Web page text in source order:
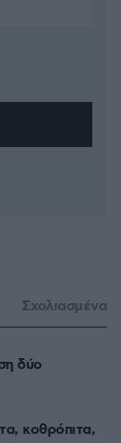
Σχολιασμένα
δύο
κοθρόπιτα,